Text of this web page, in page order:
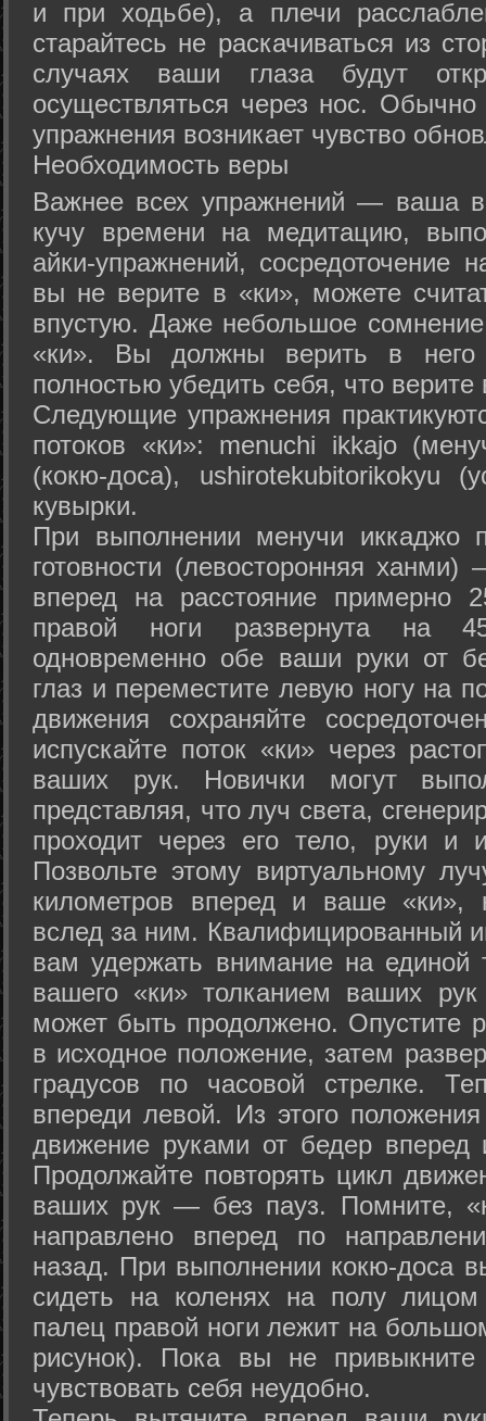
и при ходьбе), а плечи
старайтесь не раскачиваться из
случаях ваши глаза будут
осуществляться через нос. Обычно
упражнения возникает чувство
Необходимость веры
Важнее всех упражнений — ваша
кучу времени на медитацию,
айки-упражнений, сосредоточение
вы не верите в «ки», можете
впустую. Даже небольшое сомнение
«ки». Вы должны верить в
полностью убедить себя, что верите
Следующие упражнения
потоков «ки»: menuchi ikkajo
(кокю-доса), ushiro­tekubitori­kokyu
кувырки.
При выполнении менучи иккаджо
готовности (левосторонняя
вперед на расстояние примерно
правой ноги развернута на
одновременно обе ваши руки от
глаз и переместите левую ногу на
движения сохраняйте
испускайте поток «ки» через
ваших рук. Новички могут
представляя, что луч света,
проходит через его тело, руки и
Позвольте этому виртуальному
километров вперед и ваше «ки»,
вслед за ним. Квалифицированный
вам удержать внимание на единой
вашего «ки» толканием ваших
может быть продолжено. Опустите
в исходное положение, затем
градусов по часовой стрелке.
впереди левой. Из этого
движение руками от бедер вперед
Продолжайте повторять цикл
ваших рук — без пауз. Помните,
направлено вперед по
назад. При выполнении кокю-доса
сидеть на коленях на полу
палец правой ноги лежит на
рисунок). Пока вы не
чувствовать себя неудобно.